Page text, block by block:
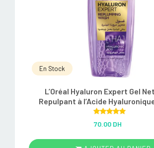
En Stock
L’Oréal Hyaluron Expert Gel
Repulpant à l’Acide
out of 5
70.00 DH